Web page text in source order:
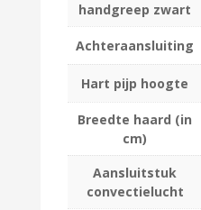
handgreep zwart
Achteraansluiting
Hart pijp hoogte
Breedte haard (in
cm)
Aansluitstuk
convectielucht